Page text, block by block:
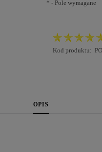
* - Pole wymagane
Kod produktu:
OPIS